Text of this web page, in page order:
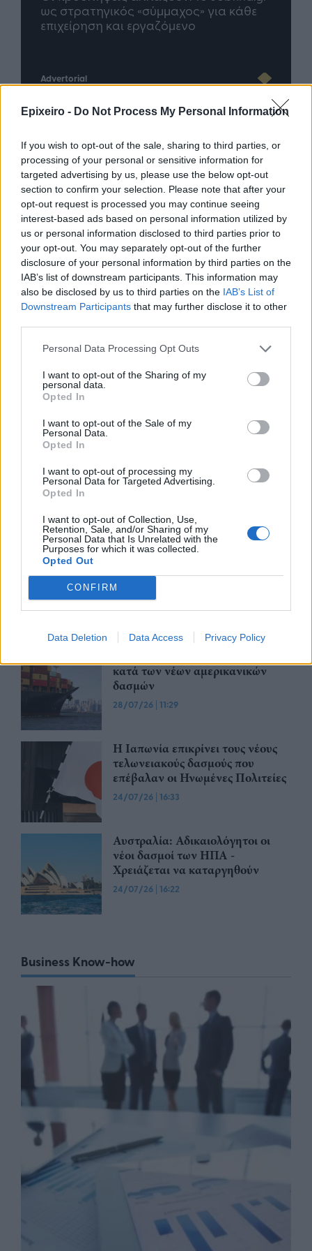
Epixeiro - Do Not Process My Personal Information
If you wish to opt-out of the sale, sharing to third parties, or
processing of your personal or sensitive information for
targeted advertising by us, please use the below opt-out
section to confirm your selection. Please note that after your
opt-out request is processed you may continue seeing
interest-based ads based on personal information utilized by
us or personal information disclosed to third parties prior to
your opt-out. You may separately opt-out of the further
disclosure of your personal information by third parties on the
IAB’s list of downstream participants. This information may
also be disclosed by us to third parties on the IAB’s List of
Downstream Participants that may further disclose it to other
Personal Data Processing Opt Outs
I want to opt-out of the Sharing of my
personal data.
Opted In
I want to opt-out of the Sale of my
Personal Data.
Opted In
I want to opt-out of processing my
Personal Data for Targeted Advertising.
Opted In
I want to opt-out of Collection, Use,
Retention, Sale, and/or Sharing of my
Personal Data that Is Unrelated with the
Purposes for which it was collected.
Opted Out
CONFIRM
Data Deletion Data Access Privacy Policy
μέλλον του Insurance στην εποχή του AI
Advertorial
Περισσότερα από το
Apple: Προσφεύγει στη
Δικαιοσύνη κατά της OpenAI για
φερόμενη υπεξαίρεση εμπορικών
μυστικών
06/08/26|16:09
Γερμανική
αυτοκινητοβιομηχανία: Μαζικές
περικοπές σε managers από
Volkswagen, Porsche και BMW
04/08/26 15:23
«Πράσινο φως» από την Κομισιόν
03/08/26|11:10
ING: Ενίσχυση κερδών κατά 16%
στα 1,95 δισ. ευρώ το δεύτερο
προβλέψεις της αγοράς
30/07/26|16:27
συνεργάζονται ώστε να φέρουν
το ChatGPT Go σε εκατομμύρια
πελάτες
κατά των νέων αμερικανικών
δασμών
28/07/26 | 11:29
Η Ιαπωνία επικρίνει τους νέους
τελωνειακούς δασμούς που
επέβαλαν οι Ηνωμένες Πολιτείες
24/07/26 | 16:33
Αυστραλία: Αδικαιολόγητοι οι
νέοι δασμοί των ΗΠΑ -
Χρειάζεται να καταργηθούν
24/07/26 | 16:22
Business Know-how